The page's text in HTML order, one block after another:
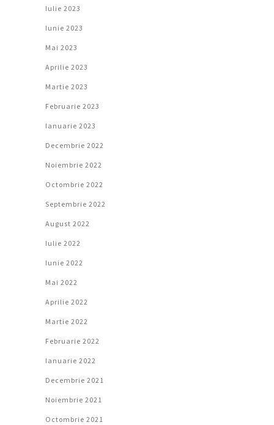
Iulie 2023
Iunie 2023
Mai 2023
Aprilie 2023
Martie 2023
Februarie 2023
Ianuarie 2023
Decembrie 2022
Noiembrie 2022
Octombrie 2022
Septembrie 2022
August 2022
Iulie 2022
Iunie 2022
Mai 2022
Aprilie 2022
Martie 2022
Februarie 2022
Ianuarie 2022
Decembrie 2021
Noiembrie 2021
Octombrie 2021